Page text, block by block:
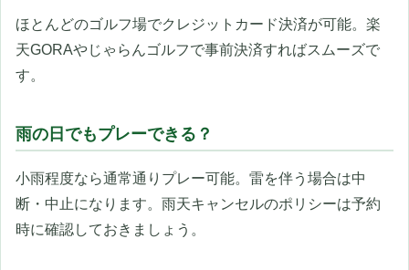
ほとんどのゴルフ場でクレジットカード決済が可能。楽
天GORAやじゃらんゴルフで事前決済すればスムーズで
す。
雨の日でもプレーできる？
小雨程度なら通常通りプレー可能。雷を伴う場合は中
断・中止になります。雨天キャンセルのポリシーは予約
時に確認しておきましょう。